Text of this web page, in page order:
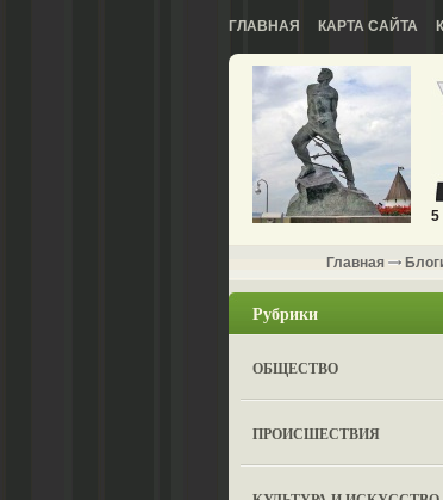
ГЛАВНАЯ КАРТА САЙТА
5
Главная
Рубрики
ОБЩЕСТВО
ПРОИСШЕСТВИЯ